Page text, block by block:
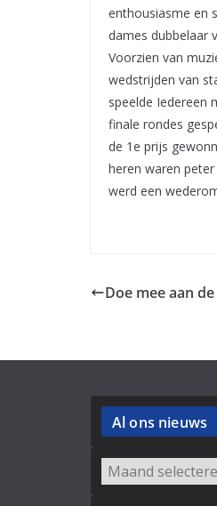
enthousiasme en
dames dubbelaar
Voorzien van
wedstrijden van
speelde Iedereen
finale rondes
de 1e prijs
heren waren
werd een
Doe mee aan
Al ons nieuws
Archieven